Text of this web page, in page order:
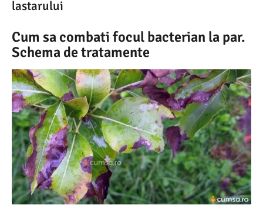
lastarului
Cum sa combati focul bacterian la par.
Schema de tratamente